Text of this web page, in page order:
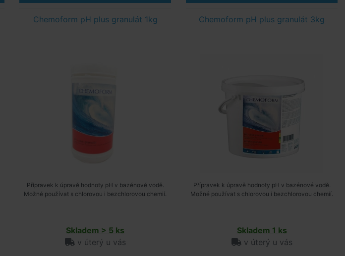
Chemoform pH plus granulát 1kg
Přípravek k úpravě hodnoty pH v bazénové vodě.
Možné používat s chlorovou i bezchlorovou chemií.
Skladem > 5 ks
v úterý u vás
Chemoform pH plus granulát 3kg
Přípravek k úpravě hodnoty pH v bazénové vodě.
Možné používat s chlorovou i bezchlorovou chemií.
Skladem 1 ks
v úterý u vás